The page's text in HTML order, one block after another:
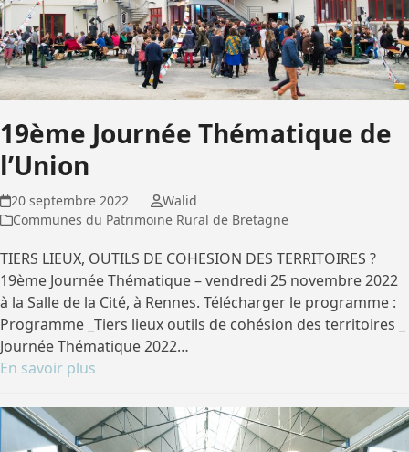
19ème Journée Thématique de
l’Union
20 septembre 2022
Walid
Communes du Patrimoine Rural de Bretagne
TIERS LIEUX, OUTILS DE COHESION DES TERRITOIRES ?
19ème Journée Thématique – vendredi 25 novembre 2022
à la Salle de la Cité, à Rennes. Télécharger le programme :
Programme _Tiers lieux outils de cohésion des territoires _
Journée Thématique 2022…
En savoir plus